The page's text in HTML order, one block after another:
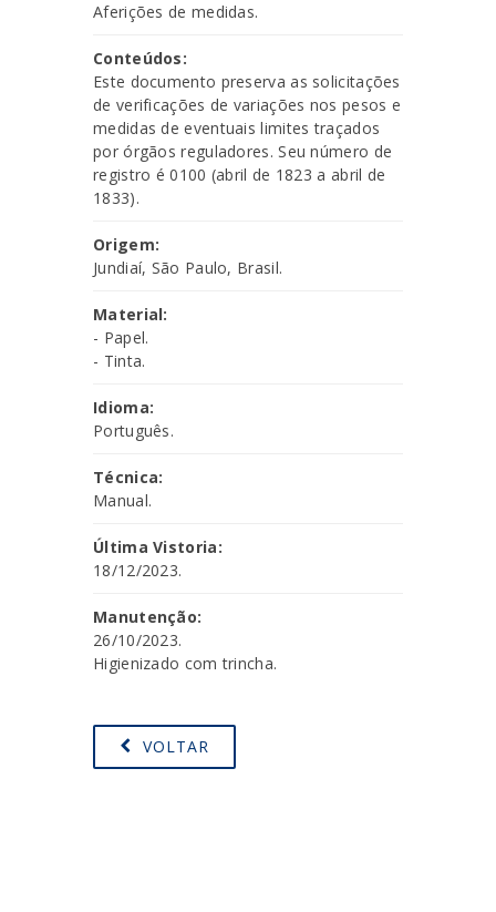
Aferições de medidas.
Conteúdos:
Este documento preserva as solicitações
de verificações de variações nos pesos e
medidas de eventuais limites traçados
por órgãos reguladores. Seu número de
registro é 0100 (abril de 1823 a abril de
1833).
Origem:
Jundiaí, São Paulo, Brasil.
Material:
- Papel.
- Tinta.
Idioma:
Português.
Técnica:
Manual.
Última Vistoria:
18/12/2023.
Manutenção:
26/10/2023.
Higienizado com trincha.
VOLTAR